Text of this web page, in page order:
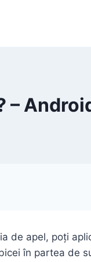
de apel, poți
în partea de